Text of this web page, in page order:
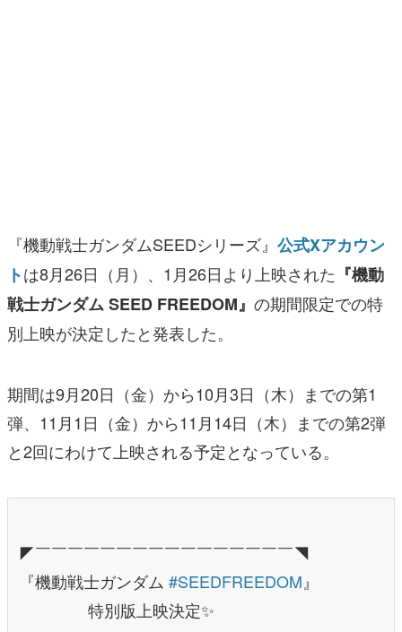
アプリレビュー
その他
電ファミニコゲーマーとは？
『機動戦士ガンダムSEEDシリーズ』 公式Xアカウン
トは8月26日（月）、1月26日より上映された 『機動
戦士ガンダム SEED FREEDOM』 の期間限定での特
別上映が決定したと発表した。
期間は9月20日（金）から10月3日（木）までの第1
弾、11月1日（金）から11月14日（木）までの第2弾
と2回にわけて上映される予定となっている。
◤￣￣￣￣￣￣￣￣￣￣￣￣￣￣￣￣◥
『機動戦士ガンダム #SEEDFREEDOM 』
特別版上映決定✨